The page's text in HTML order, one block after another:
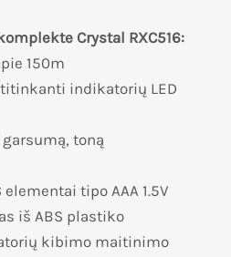
Crystal RXC516:
150m
indikatorių LED
toną
tipo AAA 1.5V
iš ABS plastiko
kibimo maitinimo